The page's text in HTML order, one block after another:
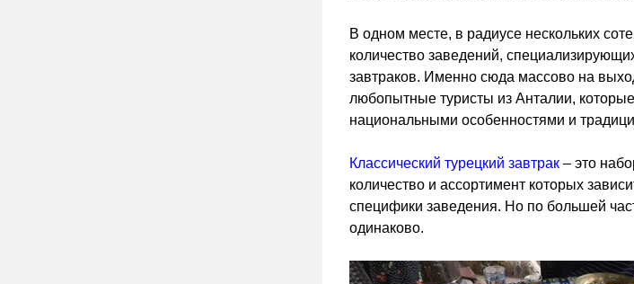
В одном месте, в радиусе нескольких
количество заведений,
завтраков. Именно сюда массово на
любопытные туристы из Анталии,
национальными особенностями и
Классический турецкий завтрак– это
количество и ассортимент которых
специфики заведения. Но по большей
одинаково.